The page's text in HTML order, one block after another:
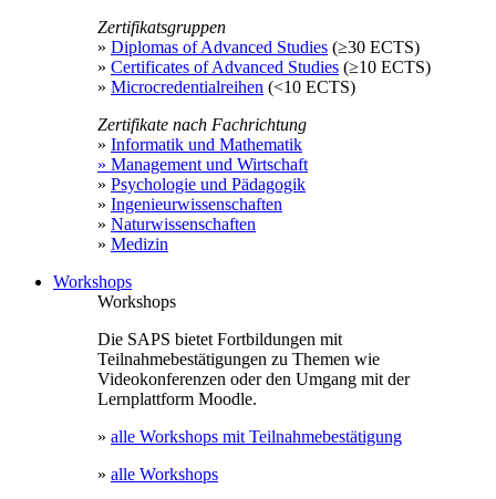
Zertifikatsgruppen
» Diplomas of Advanced Studies (≥30 ECTS)
» Certificates of Advanced Studies (≥10 ECTS)
» Microcredentialreihen (<10 ECTS)
Zertifikate nach Fachrichtung
» Informatik und Mathematik
» Management und Wirtschaft
» Psychologie und Pädagogik
» Ingenieurwissenschaften
» Naturwissenschaften
» Medizin
Workshops
Workshops
Die SAPS bietet Fortbildungen mit
Teilnahmebestätigungen zu Themen wie
Videokonferenzen oder den Umgang mit der
Lernplattform Moodle.
» alle Workshops mit Teilnahmebestätigung
» alle Workshops